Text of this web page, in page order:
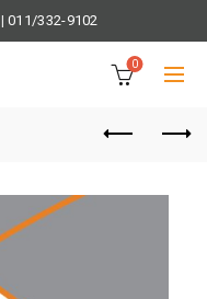
|011/332-9102
0